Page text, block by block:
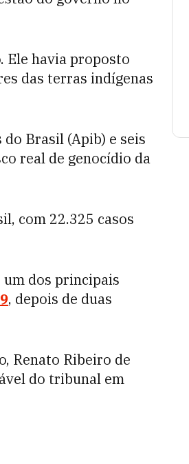
Ele havia proposto
das terras indígenas
Brasil (Apib) e seis
real de genocídio da
com 22.325 casos
dos principais
, depois de duas
Renato Ribeiro de
do tribunal em